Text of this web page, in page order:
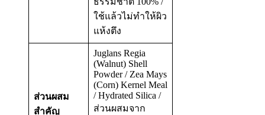
ใช้แล้วไม่ทำให้ผิว
แห้งตึง
ส่วนผสม
สำคัญ
Juglans Regia
(Walnut) Shell
Powder / Zea Mays
(Corn) Kernel Meal
/ Hydrated Silica /
ส่วนผสมจาก